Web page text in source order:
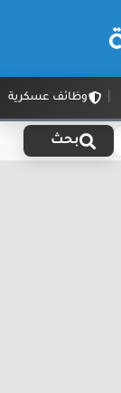
وظائف عسكرية
بحث